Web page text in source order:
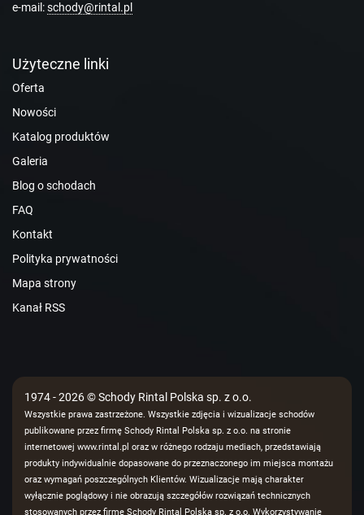
e-mail:schody@rintal.pl
Użyteczne linki
Oferta
Nowości
Katalog produktów
Galeria
Blog o schodach
FAQ
Kontakt
Polityka prywatności
Mapa strony
Kanał RSS
1974 - 2026 © Schody Rintal Polska sp. z o.o.
Wszystkie prawa zastrzeżone. Wszystkie zdjęcia i wizualizacje schodów
publikowane przez firmę Schody Rintal Polska sp. z o.o. na stronie
internetowej www.rintal.pl oraz w różnego rodzaju mediach, przedstawiają
produkty indywidualnie dopasowane do przeznaczonego im miejsca montażu
oraz wymagań poszczególnych Klientów. Wizualizacje mają charakter
wyłącznie poglądowy i nie obrazują szczegółów rozwiązań technicznych
stosowanych przez firmę Schody Rintal Polska sp. z o.o. Wykorzystywanie